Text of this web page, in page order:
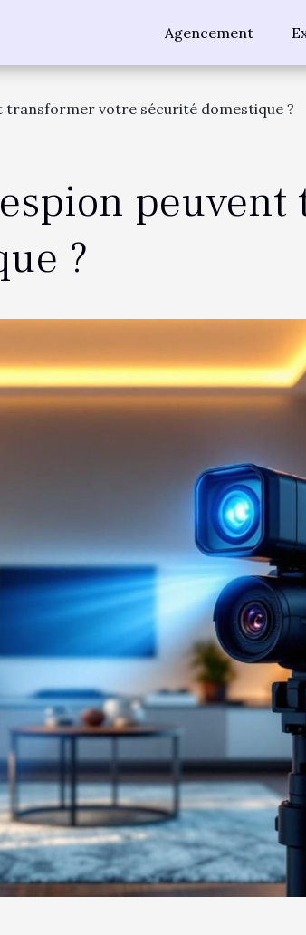
Agencement
transformer votre sécurité domestique ?
?